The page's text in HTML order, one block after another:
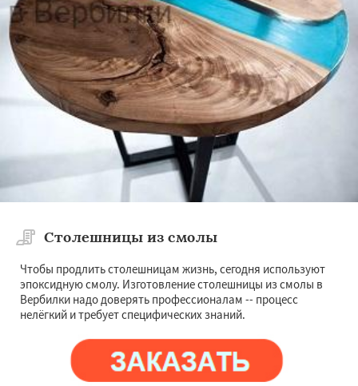
Столешницы из смолы
Чтобы продлить столешницам жизнь, сегодня используют
эпоксидную смолу. Изготовление столешницы из смолы в
Вербилки надо доверять профессионалам -- процесс
нелёгкий и требует специфических знаний.